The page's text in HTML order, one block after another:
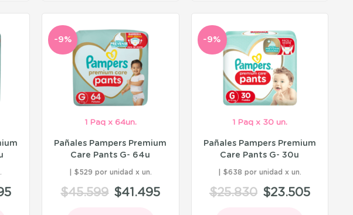
-9%
1 Paq x 64un.
Pañales Pampers Premium
Care Pants G- 64u
$529 por unidad
$45.599 $41.495
-9%
1 Paq x 30 un.
Pañales Pampers Premium
Care Pants G- 30u
$638 por unidad
$25.830 $23.505